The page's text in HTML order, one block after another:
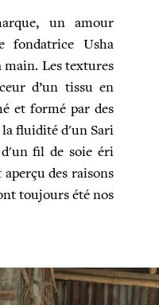
, un amour
fondatrice Usha
main. Les textures
d’un tissu en
et formé par des
fluidité d'un Sari
fil de soie éri
des raisons
toujours été nos